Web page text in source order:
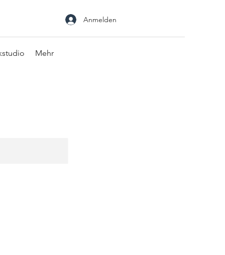
Anmelden
Mehr